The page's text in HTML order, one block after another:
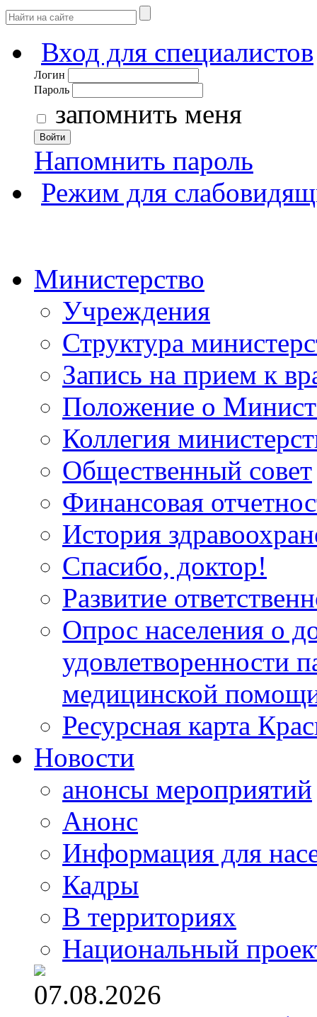
Вход для специалистов
Логин
Пароль
запомнить меня
Войти
Напомнить пароль
Режим для
Министерство
Учреждения
Структура
Запись на прием к
Положение о
Коллегия
Общественный совет
Финансовая
История
Спасибо, доктор!
Развитие
Опрос населения о
удовлетворенности
медицинской
Ресурсная карта
Новости
анонсы мероприятий
Анонс
Информация для
Кадры
В территориях
Национальный
07.08.2026